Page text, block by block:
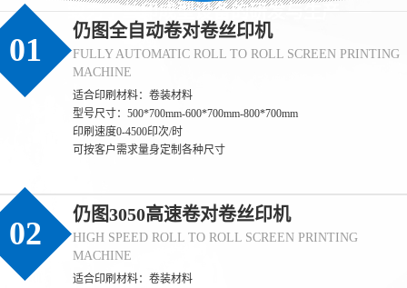
致力于丝印成型设备的研发与生产
01
仍图全自动卷对卷丝印机
FULLY AUTOMATIC ROLL TO ROLL SCREEN PRINTING
MACHINE
适合印刷材料：卷装材料
型号尺寸：500*700mm-600*700mm-800*700mm
印刷速度0-4500印次/时
可按客户需求量身定制各种尺寸
02
仍图3050高速卷对卷丝印机
HIGH SPEED ROLL TO ROLL SCREEN PRINTING
MACHINE
适合印刷材料：卷装材料